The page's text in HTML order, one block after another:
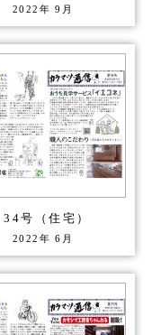
2022年 9月
34号（住宅）
2022年 6月